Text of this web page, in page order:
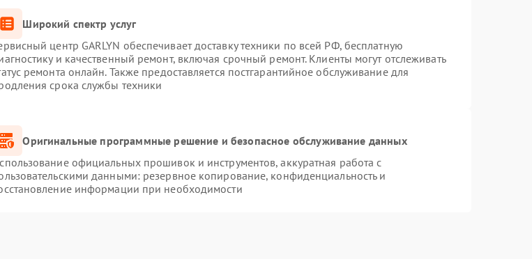
Широкий спектр услуг
центр GARLYN обеспечивает доставку техники по всей РФ, бесплатную
и качественный ремонт, включая срочный ремонт. Клиенты могут отслеживать
ремонта онлайн. Также предоставляется постгарантийное обслуживание для
срока службы техники
Оригинальные программные решение и безопасное обслуживание данных
официальных прошивок и инструментов, аккуратная работа с
данными: резервное копирование, конфиденциальность и
информации при необходимости